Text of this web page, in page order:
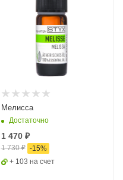
Мелисса
Достаточно
1 470 ₽
1 730 ₽ -15%
+ 103 на счет